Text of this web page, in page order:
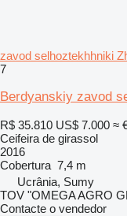
zavod selhoztekhhniki
7
Berdyanskiy zavod
R$ 35.810 US$ 7.000 ≈
Ceifeira de girassol
2016
Cobertura 7,4 m
Ucrânia, Sumy
TOV "OMEGA AGRO
Contacte o vendedor